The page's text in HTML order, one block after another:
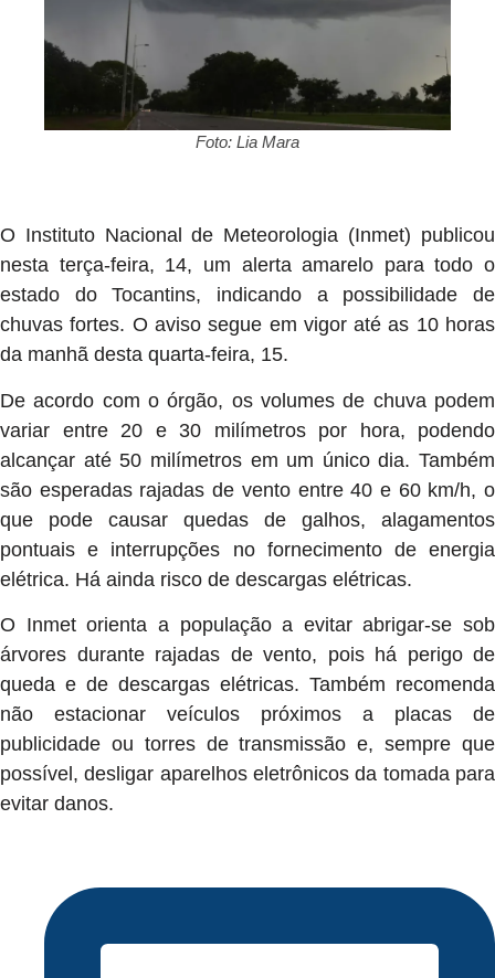
Foto: Lia Mara
O Instituto Nacional de Meteorologia (Inmet) publicou
nesta terça-feira, 14, um alerta amarelo para todo o
estado do Tocantins, indicando a possibilidade de
chuvas fortes. O aviso segue em vigor até as 10 horas
da manhã desta quarta-feira, 15.
De acordo com o órgão, os volumes de chuva podem
variar entre 20 e 30 milímetros por hora, podendo
alcançar até 50 milímetros em um único dia. Também
são esperadas rajadas de vento entre 40 e 60 km/h, o
que pode causar quedas de galhos, alagamentos
pontuais e interrupções no fornecimento de energia
elétrica. Há ainda risco de descargas elétricas.
O Inmet orienta a população a evitar abrigar-se sob
árvores durante rajadas de vento, pois há perigo de
queda e de descargas elétricas. Também recomenda
não estacionar veículos próximos a placas de
publicidade ou torres de transmissão e, sempre que
possível, desligar aparelhos eletrônicos da tomada para
evitar danos.